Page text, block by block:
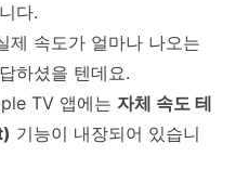
다.
제 속도가 얼마나 나오는
하셨을 텐데요.
TV 앱에는 자체 속도 테
기능이 내장되어 있습니